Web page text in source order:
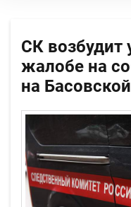
СК возбудит
жалобе на
на